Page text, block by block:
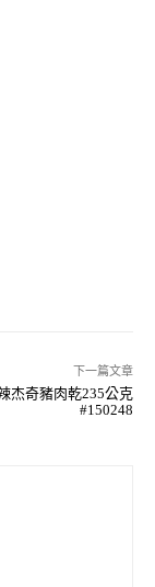
下一篇文章
杰奇豬肉乾235公克
#150248